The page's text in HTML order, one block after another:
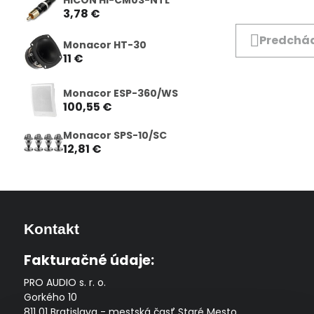
3,78 €
Monacor HT-30
11 €
Monacor ESP-360/WS
100,55 €
Monacor SPS-10/SC
12,81 €
Kontakt
Fakturačné údaje:
PRO AUDIO s. r. o.
Gorkého 10